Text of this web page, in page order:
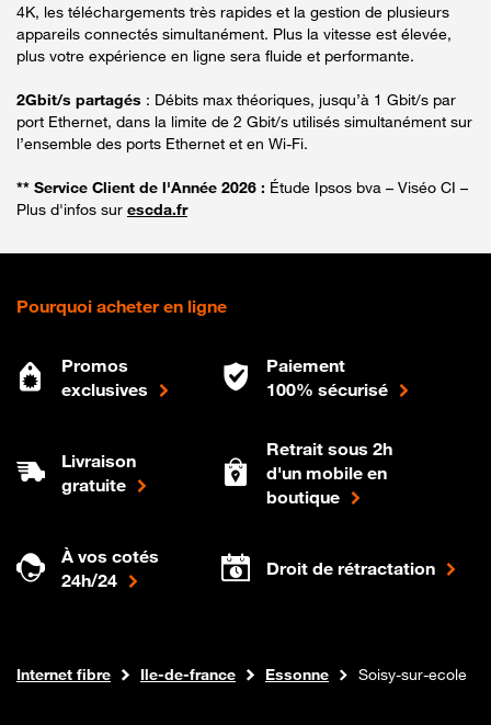
4K, les téléchargements très rapides et la gestion de plusieurs
appareils connectés simultanément. Plus la vitesse est élevée,
plus votre expérience en ligne sera fluide et performante.
2Gbit/s partagés : Débits max théoriques, jusqu’à 1 Gbit/s par
port Ethernet, dans la limite de 2 Gbit/s utilisés simultanément sur
l’ensemble des ports Ethernet et en Wi-Fi.
** Service Client de l'Année 2026 : Étude Ipsos bva – Viséo CI –
Plus d'infos sur escda.fr
Pourquoi acheter en ligne
Promos
exclusives
Paiement
100% sécurisé
Livraison
gratuite
Retrait sous 2h
d'un mobile en
boutique
À vos cotés
24h/24
Droit de rétractation
Boutique Orange
Internet fibre Ile-de-france Essonne Soisy-sur-ecole